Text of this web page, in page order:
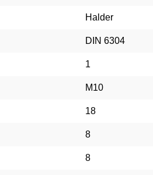
Halder
DIN 6304
1
M10
18
8
8